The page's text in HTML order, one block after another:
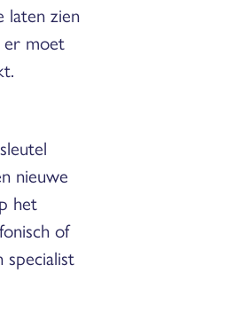
laten zien
er moet
nieuwe
het
of
specialist